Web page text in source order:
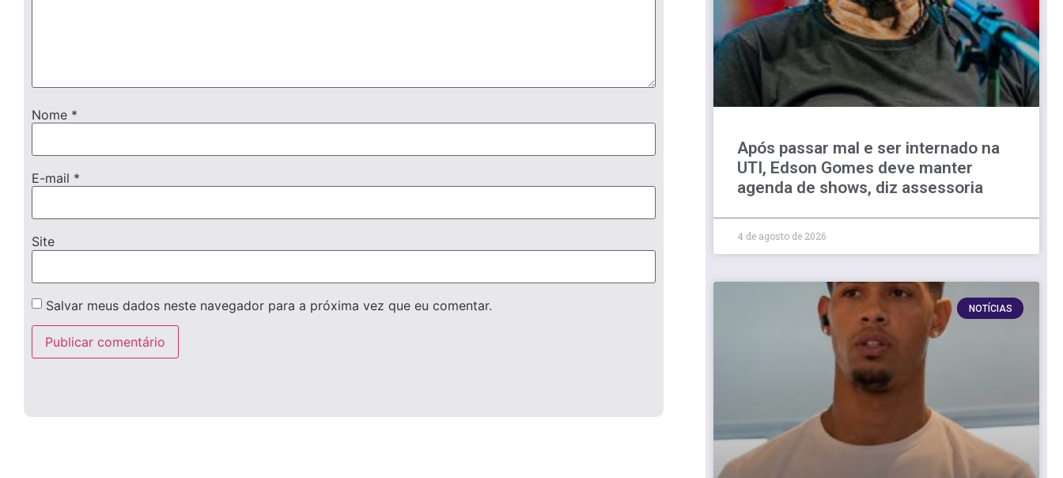
Nome *
E-mail *
Site
Salvar meus dados neste navegador para a próxima vez que eu comentar.
Após passar mal e ser internado na
UTI, Edson Gomes deve manter
agenda de shows, diz assessoria
4 de agosto de 2026
NOTÍCIAS